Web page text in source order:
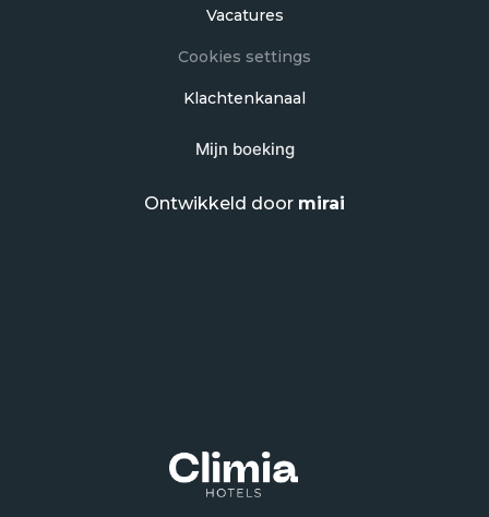
Vacatures
Cookies settings
Klachtenkanaal
Mijn boeking
Ontwikkeld door mirai